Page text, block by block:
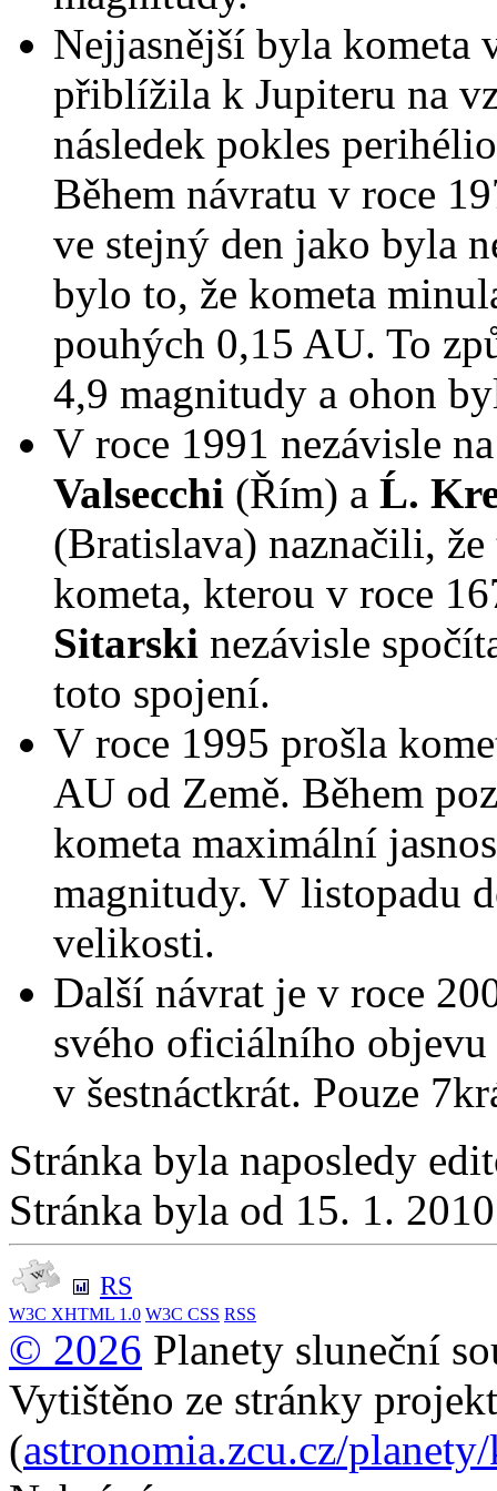
Nejjasnější byla kometa
přiblížila k Jupiteru na
následek pokles
Během návratu v roce
ve stejný den jako byla
bylo to, že kometa
pouhých 0,15 AU. To
4,9 magnitudy a ohon
V roce 1991 nezávisle
Valsecchi (Řím) a Ĺ.
(Bratislava) naznačili,
kometa, kterou v roce
Sitarski nezávisle
toto spojení.
V roce 1995 prošla
AU od Země. Během
kometa maximální
magnitudy. V listopadu
velikosti.
Další návrat je v roce
svého oficiálního
v šestnáctkrát. Pouze
Stránka byla naposledy
Stránka byla od 15. 1.
RS
W3C XHTML 1.0 W3C CSS RSS
© 2026 Planety sluneční
Vytištěno ze stránky
(astronomia.zcu.cz/